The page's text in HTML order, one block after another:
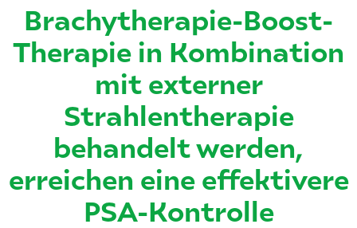
Brachytherapie-Boost-
Therapie in Kombination
mit externer
Strahlentherapie
behandelt werden,
erreichen eine effektivere
PSA-Kontrolle